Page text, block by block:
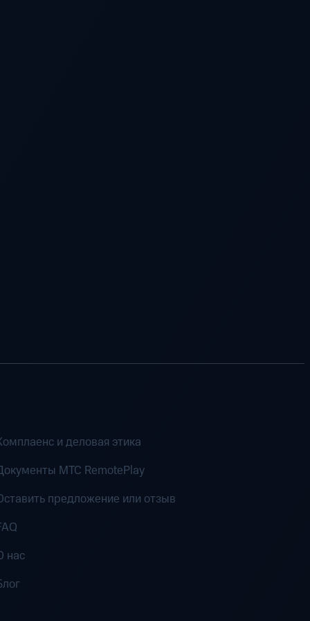
и деловая этика
MTC RemotePlay
предложение или отзыв
нас